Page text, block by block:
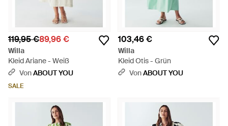
119,95 €89,96 €
Willa
Kleid Ariane - Weiß
VonABOUT YOU
SALE
103,46 €
Willa
Kleid Otis - Grün
VonABOUT YOU